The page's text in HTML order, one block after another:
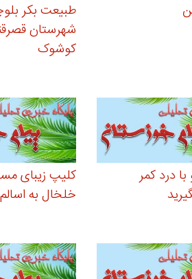
طبیعت بکر
شهرستان
کوشوک
با درد کمر
کلیپ زیبای
خلخال به اسالم